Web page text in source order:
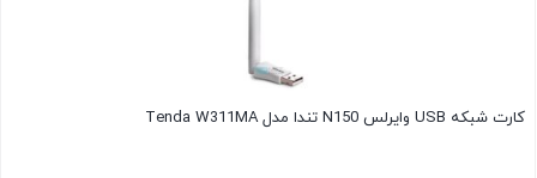
کارت شبکه USB وایرلس N150 تندا مدل Tenda W311MA